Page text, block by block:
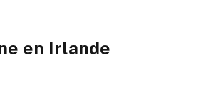
en Irlande